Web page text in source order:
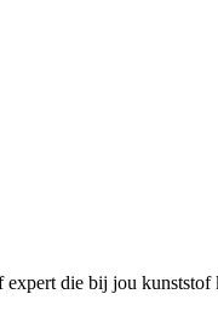
die bij jou